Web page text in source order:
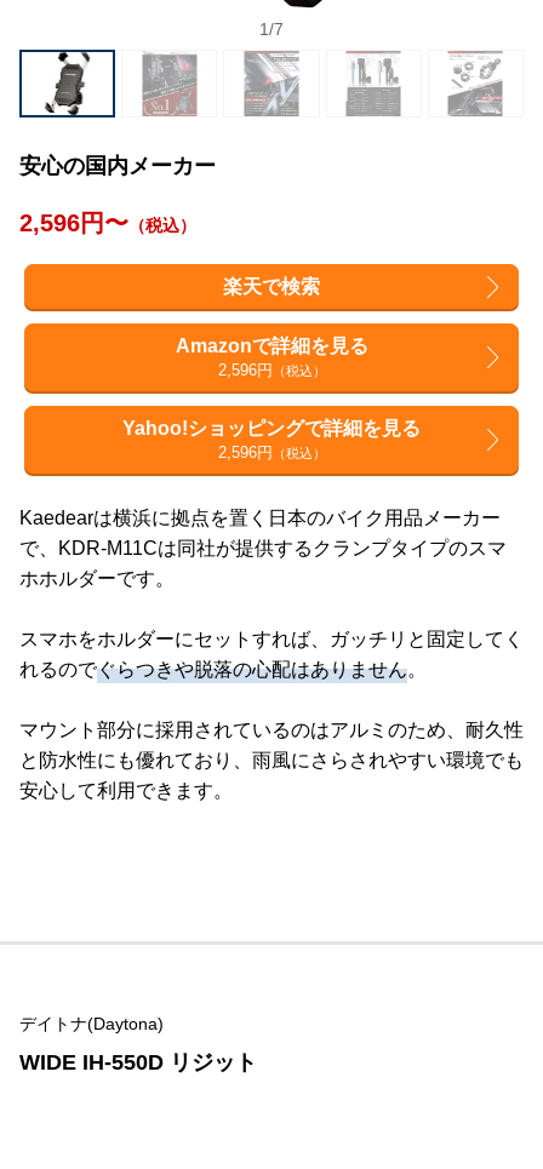
1/7
安心の国内メーカー
2,596円〜 （税込）
楽天で検索
Amazonで詳細を見る
2,596円 （税込）
Yahoo!ショッピングで詳細を見る
2,596円 （税込）
Kaedearは横浜に拠点を置く日本のバイク用品メーカー
で、KDR-M11Cは同社が提供するクランプタイプのスマ
ホホルダーです。
スマホをホルダーにセットすれば、ガッチリと固定してく
れるのでぐらつきや脱落の心配はありません。
マウント部分に採用されているのはアルミのため、耐久性
と防水性にも優れており、雨風にさらされやすい環境でも
安心して利用できます。
デイトナ(Daytona)
WIDE IH-550D リジット